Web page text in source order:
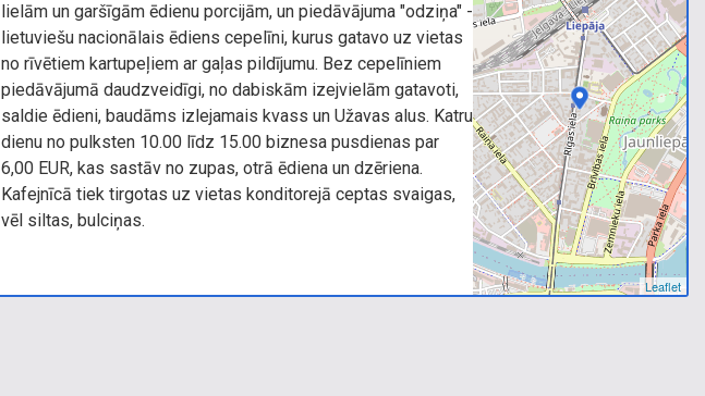
lielām un garšīgām ēdienu porcijām, un piedāvājuma "odziņa" -
lietuviešu nacionālais ēdiens cepelīni, kurus gatavo uz vietas
no rīvētiem kartupeļiem ar gaļas pildījumu. Bez cepelīniem
piedāvājumā daudzveidīgi, no dabiskām izejvielām gatavoti,
saldie ēdieni, baudāms izlejamais kvass un Užavas alus. Katru
dienu no pulksten 10.00 līdz 15.00 biznesa pusdienas par
6,00 EUR, kas sastāv no zupas, otrā ēdiena un dzēriena.
Kafejnīcā tiek tirgotas uz vietas konditorejā ceptas svaigas,
vēl siltas, bulciņas.
Leaflet